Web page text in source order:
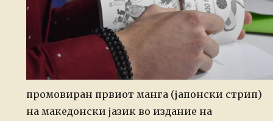
промовиран првиот манга (јапонски стрип)
на македонски јазик во издание на